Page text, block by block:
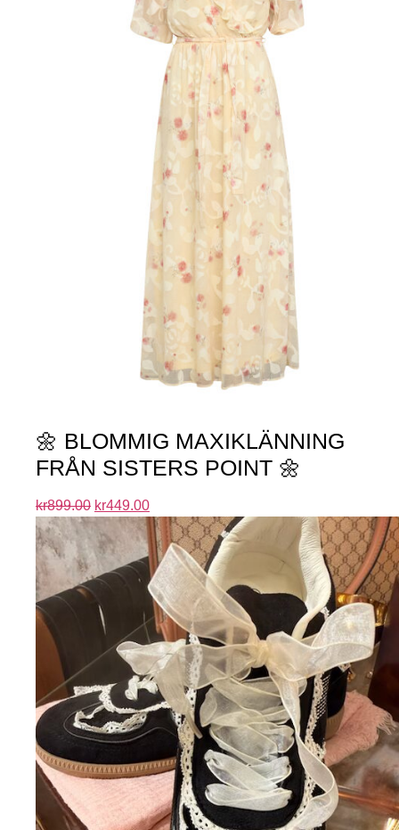
🌼 BLOMMIG MAXIKLÄNNING
FRÅN SISTERS POINT 🌼
kr899.00 kr449.00